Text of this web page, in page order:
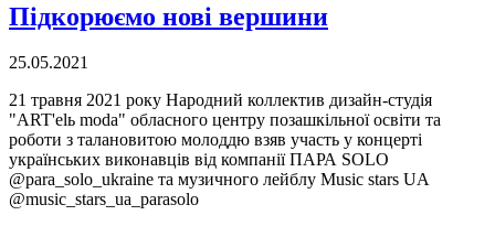
Підкорюємо нові вершини
25.05.2021
21 травня 2021 року Народний коллектив дизайн-студія
"ART'elь moda" обласного центру позашкільної освіти та
роботи з талановитою молоддю взяв участь у концерті
украïнських виконавцiв вiд компанiï ПАРА SOLO
@para_solo_ukraine та музичного лейблу Music stars UA
@music_stars_ua_parasolo